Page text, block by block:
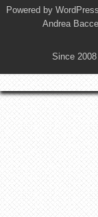
Powered by WordPress
Andrea
Since